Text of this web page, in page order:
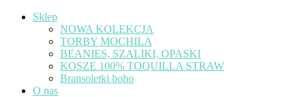
Sklep
NOWA KOLEKCJA
TORBY MOCHILA
BEANIES, SZALIKI, OPASKI
KOSZE 100% TOQUILLA STRAW
Bransoletki boho
O nas